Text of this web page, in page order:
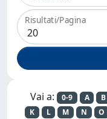
Risultati/Pagina
Vai a: 0-9 A B
K
L M N O